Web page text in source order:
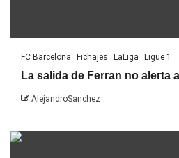
FC Barcelona Fichajes LaLiga Ligue 1
La salida de Ferran no alerta
AlejandroSanchez